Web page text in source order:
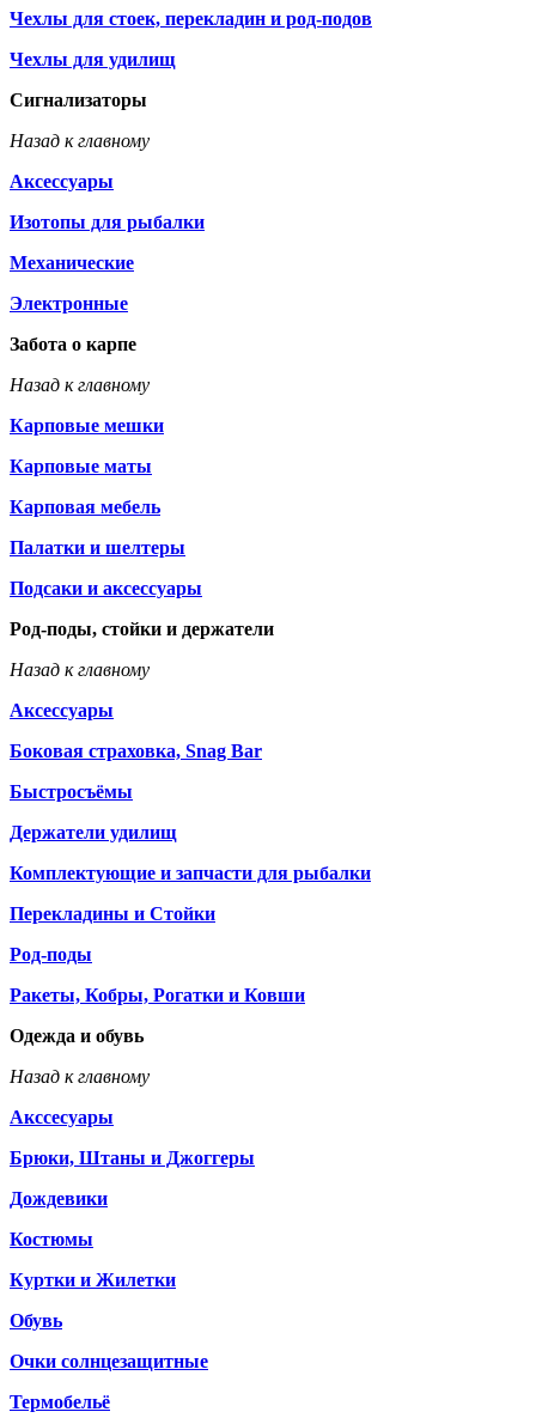
Чехлы для стоек, перекладин и род-подов
Чехлы для удилищ
Сигнализаторы
Назад к главному
Аксессуары
Изотопы для рыбалки
Механические
Электронные
Забота о карпе
Назад к главному
Карповые мешки
Карповые маты
Карповая мебель
Палатки и шелтеры
Подсаки и аксессуары
Род-поды, стойки и держатели
Назад к главному
Аксессуары
Боковая страховка, Snag Bar
Быстросъёмы
Держатели удилищ
Комплектующие и запчасти для рыбалки
Перекладины и Стойки
Род-поды
Ракеты, Кобры, Рогатки и Ковши
Одежда и обувь
Назад к главному
Акссесуары
Брюки, Штаны и Джоггеры
Дождевики
Костюмы
Куртки и Жилетки
Обувь
Очки солнцезащитные
Термобельё